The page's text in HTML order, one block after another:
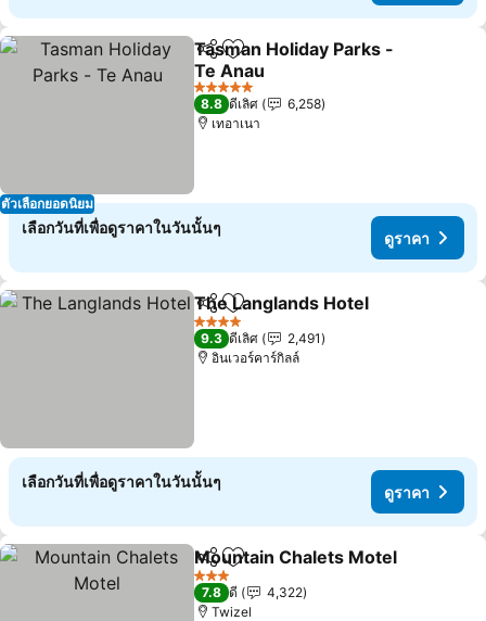
ตัวเลือกยอดนิยม
แชร์ เพิ่มในรายการโปรด
Tasman Holiday Parks -
Te Anau
ดูราคา
5 ดาว
8.8 ดีเลิศ
6,258
เทอาเนา
เลือกวันที่เพื่อดูราคาในวันนั้นๆ
ดูราคา
แชร์ เพิ่มในรายการโปรด
The Langlands Hotel
4 ดาว
9.3 ดีเลิศ
2,491
อินเวอร์คาร์กิลล์
เลือกวันที่เพื่อดูราคาในวันนั้นๆ
ดูราคา
แชร์ เพิ่มในรายการโปรด
Mountain Chalets Motel
3 ดาว
7.8 ดี
4,322
Twizel